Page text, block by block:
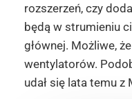
rozszerzeń, czy
będą w strumieniu
głównej. Możliwe,
wentylatorów.
udał się lata temu z